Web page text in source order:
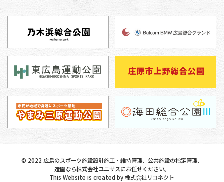
© 2022 広島のスポーツ施設設計施工・維持管理、公共施設の指定管理、
造園なら株式会社ユニサスにお任せください。
This Website is created by株式会社リコネクト